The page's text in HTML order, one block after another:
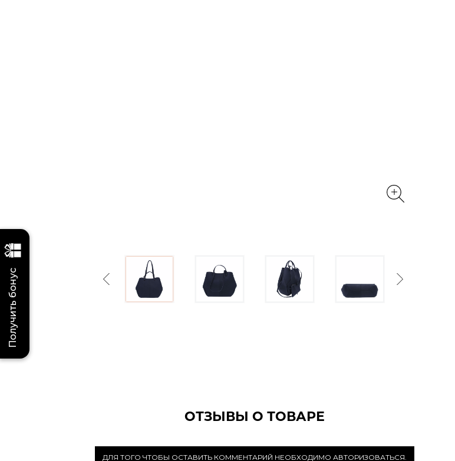
Previous Next
ОТЗЫВЫ О ТОВАРЕ
ДЛЯ ТОГО ЧТОБЫ ОСТАВИТЬ КОММЕНТАРИЙ НЕОБХОДИМО АВТОРИЗОВАТЬСЯ.
Получить бонус